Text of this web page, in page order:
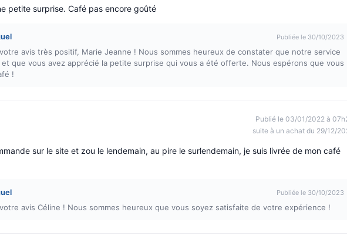
petite surprise. Café pas encore goûté
Publiée le 30/10/2023
avis très positif, Marie Jeanne ! Nous sommes heureux de constater que notre service
que vous avez apprécié la petite surprise qui vous a été offerte. Nous espérons que vous
!
Publié le 03/01/2022 à
suite à un achat du 29/12/
sur le site et zou le lendemain, au pire le surlendemain, je suis livrée de mon café
Publiée le 30/10/2023
avis Céline ! Nous sommes heureux que vous soyez satisfaite de votre expérience !